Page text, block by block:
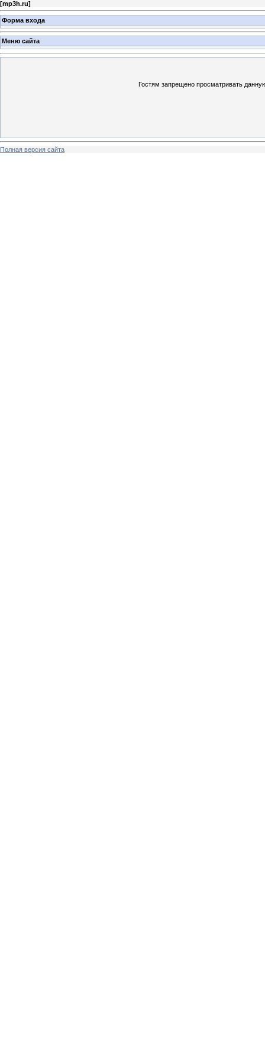
[mp3h.ru]
Форма входа
Меню сайта
Гостям запрещено просматривать
Полная версия сайта